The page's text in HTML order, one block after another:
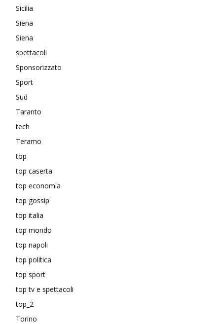
Sicilia
Siena
Siena
spettacoli
Sponsorizzato
Sport
Sud
Taranto
tech
Teramo
top
top caserta
top economia
top gossip
top italia
top mondo
top napoli
top politica
top sport
top tv e spettacoli
top_2
Torino